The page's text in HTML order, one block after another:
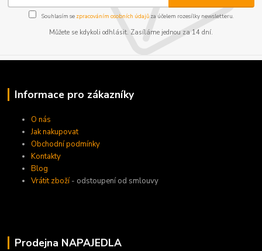
Souhlasím se zpracováním osobních údajůza účelem rozesílky newsletteru.
Můžete se kdykoli odhlásit. Zasíláme jednou za 14 dní.
Informace pro zákazníky
O nás
Jak nakupovat
Obchodní podmínky
Kontakty
Blog
Vrátit zboží- odstoupení od smlouvy
Prodejna NAPAJEDLA